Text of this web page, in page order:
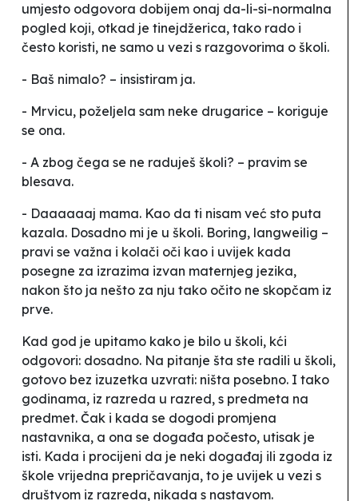
umjesto odgovora dobijem onaj da-li-si-normalna
pogled koji, otkad je tinejdžerica, tako rado i
često koristi, ne samo u vezi s razgovorima o školi.
- Baš nimalo? – insistiram ja.
- Mrvicu, poželjela sam neke drugarice – koriguje
se ona.
- A zbog čega se ne raduješ školi? – pravim se
blesava.
- Daaaaaaj mama. Kao da ti nisam već sto puta
kazala. Dosadno mi je u školi. Boring, langweilig –
pravi se važna i kolači oči kao i uvijek kada
posegne za izrazima izvan maternjeg jezika,
nakon što ja nešto za nju tako očito ne skopčam iz
prve.
Kad god je upitamo kako je bilo u školi, kći
odgovori: dosadno. Na pitanje šta ste radili u školi,
gotovo bez izuzetka uzvrati: ništa posebno. I tako
godinama, iz razreda u razred, s predmeta na
predmet. Čak i kada se dogodi promjena
nastavnika, a ona se događa počesto, utisak je
isti. Kada i procijeni da je neki događaj ili zgoda iz
škole vrijedna prepričavanja, to je uvijek u vezi s
društvom iz razreda, nikada s nastavom.